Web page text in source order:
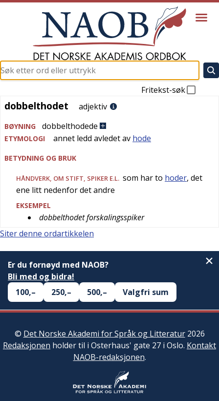
Fritekst-søk
dobbelthodet
dobbelthodet adjektiv
BØYNING dobbelthodede
ETYMOLOGI annet ledd avledet av hode
BETYDNING OG BRUK
HÅNDVERK, OM STIFT, SPIKER E.L. som har to hoder, det
ene litt nedenfor det andre
EKSEMPEL
dobbelthodet forskalingsspiker
Siter denne ordartikkelen
Er du fornøyd med NAOB?
Bli med og bidra!
100,–
250,– 500,– Valgfri sum
© Det Norske Akademi for Språk og Litteratur2026
Redaksjonen holder til i Osterhaus' gate 27 i Oslo. Kontakt
NAOB-redaksjonen.